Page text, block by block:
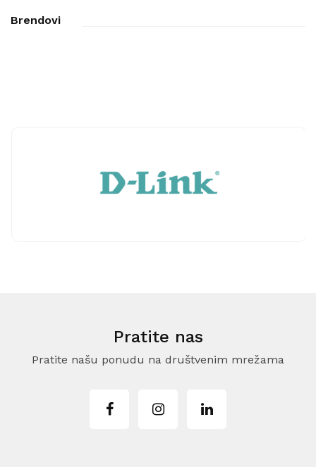
Brendovi
Pratite nas
Pratite našu ponudu na društvenim mrežama